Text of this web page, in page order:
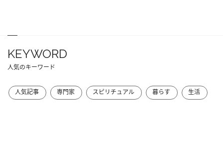
KEYWORD
人気のキーワード
人気記事 専門家 スピリチュアル 暮らす 生活